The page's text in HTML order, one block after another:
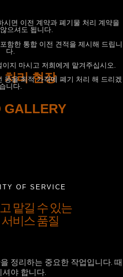
시면 이전 계약과 폐기물 처리 계약을
으셔도 됩니다.
함한 통합 이전 견적을 제시해 드립니
다.
지 마시고 저희에게 맡겨주십시오.
등을 최적 가격에 폐기 처리 해 드리겠
습니다.
GALLERY
처리 현장
OF SERVICE
맡길 수 있는
서비스 품질
정리하는 중요한 작업입니다. 때
야 합니다.